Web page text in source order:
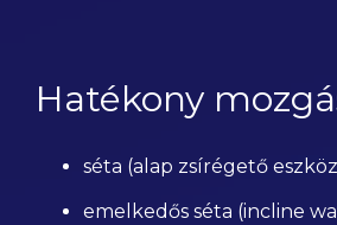
Hatékony
séta (alap zsírégető
emelkedős séta (incline